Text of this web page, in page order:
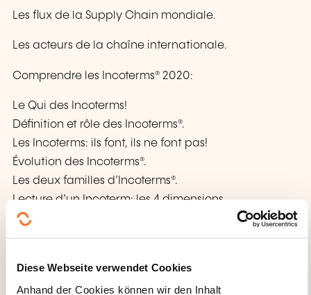
Diese Webseite verwendet Cookies
Anhand der Cookies können wir den Inhalt
Les flux de la Supply Chain mondiale.
Les acteurs de la chaîne internationale.
Comprendre les Incoterms® 2020:
Le Qui des Incoterms!
Définition et rôle des Incoterms®.
Les Incoterms: ils font, ils ne font pas!
Évolution des Incoterms®.
Les deux familles d’Incoterms®.
Lecture d’un Incoterm: les 4 dimensions.
Sur quoi sont-ils observés?
Où sont-ils?
Les Incoterms dans la stratégie commerciale: